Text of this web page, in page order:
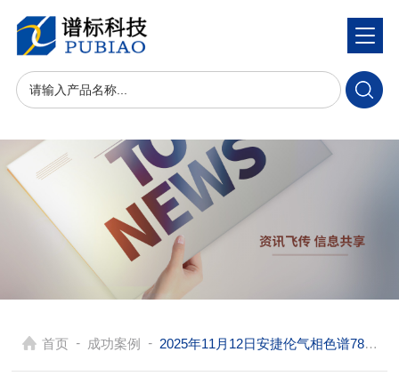
首页 - 成功案例 - 2025年11月12日安捷伦气相色谱7890B-FID-ECD+7694顶空在陕西实现多种挥发性有机物高灵敏度